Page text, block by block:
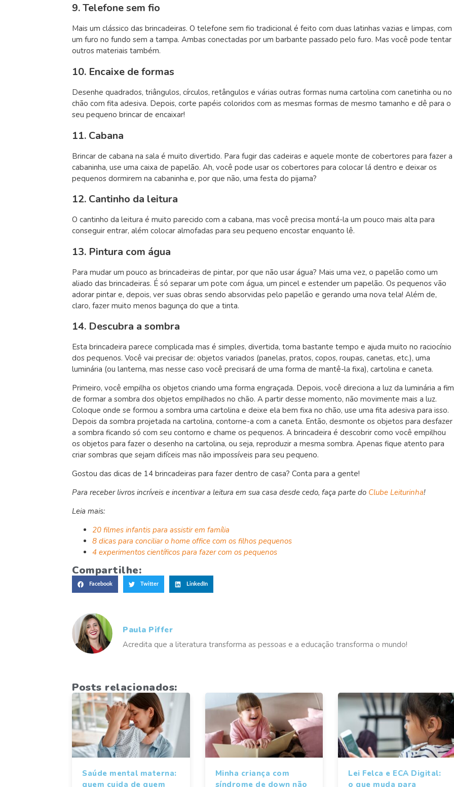
9. Telefone sem fio
Mais um clássico das brincadeiras. O telefone sem fio tradicional é feito com duas latinhas vazias e limpas, com
um furo no fundo sem a tampa. Ambas conectadas por um barbante passado pelo furo. Mas você pode tentar
outros materiais também.
10. Encaixe de formas
Desenhe quadrados, triângulos, círculos, retângulos e várias outras formas numa cartolina com canetinha ou no
chão com fita adesiva. Depois, corte papéis coloridos com as mesmas formas de mesmo tamanho e dê para o
seu pequeno brincar de encaixar!
11. Cabana
Brincar de cabana na sala é muito divertido. Para fugir das cadeiras e aquele monte de cobertores para fazer a
cabaninha, use uma caixa de papelão. Ah, você pode usar os cobertores para colocar lá dentro e deixar os
pequenos dormirem na cabaninha e, por que não, uma festa do pijama?
12. Cantinho da leitura
O cantinho da leitura é muito parecido com a cabana, mas você precisa montá-la um pouco mais alta para
conseguir entrar, além colocar almofadas para seu pequeno encostar enquanto lê.
13. Pintura com água
Para mudar um pouco as brincadeiras de pintar, por que não usar água? Mais uma vez, o papelão como um
aliado das brincadeiras. É só separar um pote com água, um pincel e estender um papelão. Os pequenos vão
adorar pintar e, depois, ver suas obras sendo absorvidas pelo papelão e gerando uma nova tela! Além de,
claro, fazer muito menos bagunça do que a tinta.
14. Descubra a sombra
Esta brincadeira parece complicada mas é simples, divertida, toma bastante tempo e ajuda muito no raciocínio
dos pequenos. Você vai precisar de: objetos variados (panelas, pratos, copos, roupas, canetas, etc.), uma
luminária (ou lanterna, mas nesse caso você precisará de uma forma de mantê-la fixa), cartolina e caneta.
Primeiro, você empilha os objetos criando uma forma engraçada. Depois, você direciona a luz da luminária a fim
de formar a sombra dos objetos empilhados no chão. A partir desse momento, não movimente mais a luz.
Coloque onde se formou a sombra uma cartolina e deixe ela bem fixa no chão, use uma fita adesiva para isso.
Depois da sombra projetada na cartolina, contorne-a com a caneta. Então, desmonte os objetos para desfazer
a sombra ficando só com seu contorno e chame os pequenos. A brincadeira é descobrir como você empilhou
os objetos para fazer o desenho na cartolina, ou seja, reproduzir a mesma sombra. Apenas fique atento para
criar sombras que sejam difíceis mas não impossíveis para seu pequeno.
Gostou das dicas de 14 brincadeiras para fazer dentro de casa? Conta para a gente!
Para receber livros incríveis e incentivar a leitura em sua casa desde cedo, faça parte do Clube Leiturinha!
Leia mais:
20 filmes infantis para assistir em família
8 dicas para conciliar o home office com os filhos pequenos
4 experimentos científicos para fazer com os pequenos
Compartilhe:
Facebook Twitter LinkedIn
Paula Piffer
Acredita que a literatura transforma as pessoas e a educação transforma o mundo!
Posts relacionados:
Saúde mental materna:
quem cuida de quem
Minha criança com
síndrome de down não
Lei Felca e ECA Digital:
o que muda para